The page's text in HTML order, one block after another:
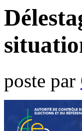
poste par